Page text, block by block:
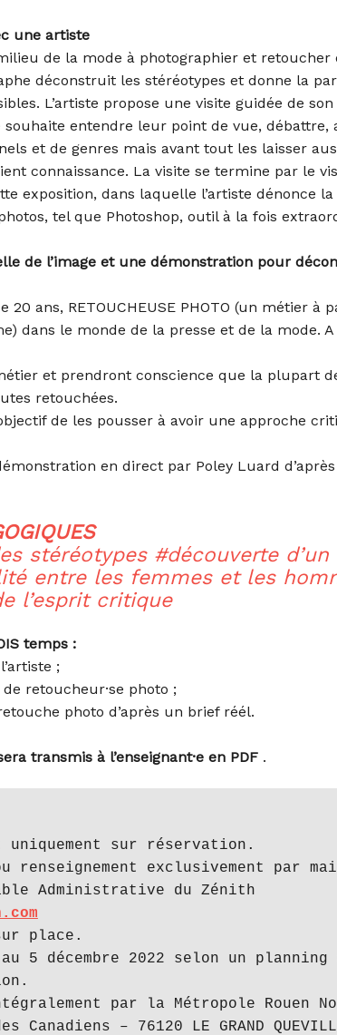
une artiste
de la mode à photographier et retoucher
déconstruit les stéréotypes et donne la
L’artiste propose une visite guidée de
souhaite entendre leur point de vue, débattre,
et de genres mais avant tout les laisser
connaissance. La visite se termine par le
exposition, dans laquelle l’artiste dénonce
tel que Photoshop, outil à la fois
de l’image et une démonstration pour
ans, RETOUCHEUSE PHOTO (un métier à
dans le monde de la presse et de la mode.
et prendront conscience que la plupart
retouchées.
de les pousser à avoir une approche
en direct par Poley Luard
stéréotypes #découverte d’un
entre les femmes et les
l’esprit critique
temps :
;
retoucheur·se photo ;
photo d’après un brief réél.
transmis à l’enseignant·e en PDF .
sur réservation.
place.
5 décembre 2022 selon un
par la Métropole Rouen
– 76120 LE GRAND